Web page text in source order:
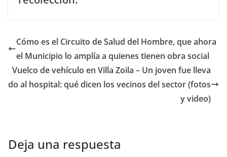
Cómo es el Circuito de Salud del Hombre, que ahora
el Municipio lo amplía a quienes tienen obra social
Vuelco de vehículo en Villa Zoila – Un joven fue lleva
do al hospital: qué dicen los vecinos del sector (fotos
y video)
Deja una respuesta